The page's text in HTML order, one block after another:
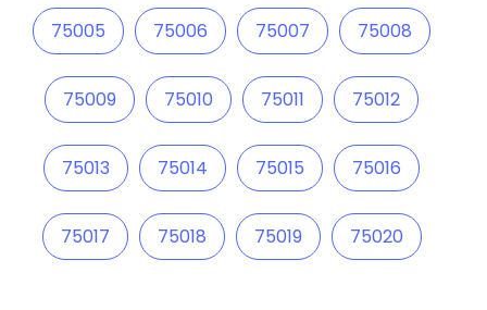
75005 75006 75007 75008
75009 75010 75011 75012
75013 75014 75015 75016
75017 75018 75019 75020